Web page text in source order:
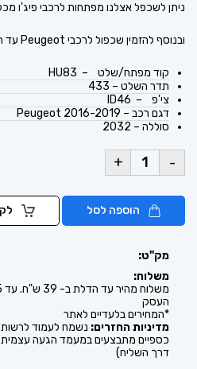
ניתן לשכפל אצלנו מפתחות לרכבי פיג'ו
ובנוסף להזמין שכפול לרכבי Peugeot עד הבית
קוד מפתח/שלט – HU83
תדר השלט – 433
צי'פ – ID46
דגם רכב – Peugeot 2016-2019
סוללה – 2032
-
+
הוספה לסל
מק"ט:
משלוח:
העסק
*המחירים בלעדיים לאתר
מדיניות החזרים: נשמח לעמוד
כספיים מתבצעים במעמד הגעה עצמית
דרך השליח)